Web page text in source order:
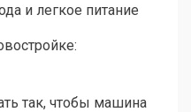
и легкое питание
так, чтобы машина